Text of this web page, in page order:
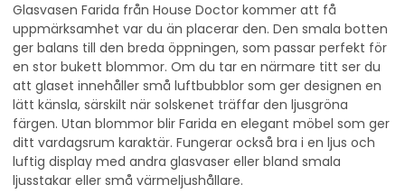
Glasvasen Farida från House Doctor kommer att få
uppmärksamhet var du än placerar den. Den smala botten
ger balans till den breda öppningen, som passar perfekt för
en stor bukett blommor. Om du tar en närmare titt ser du
att glaset innehåller små luftbubblor som ger designen en
lätt känsla, särskilt när solskenet träffar den ljusgröna
färgen. Utan blommor blir Farida en elegant möbel som ger
ditt vardagsrum karaktär. Fungerar också bra i en ljus och
luftig display med andra glasvaser eller bland smala
ljusstakar eller små värmeljushållare.